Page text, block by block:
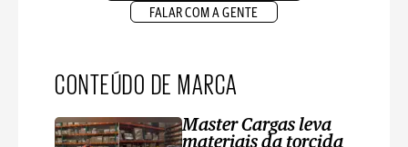
FALAR COM A GENTE
CONTEÚDO DE MARCA
Master Cargas leva
materiais da torcida